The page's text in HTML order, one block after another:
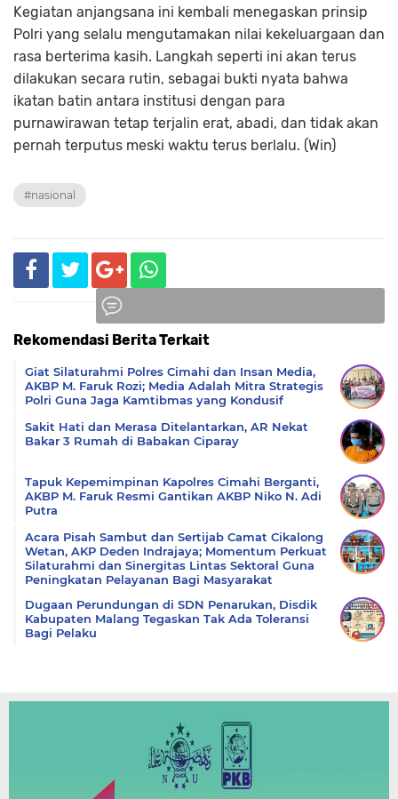
Kegiatan anjangsana ini kembali menegaskan prinsip
Polri yang selalu mengutamakan nilai kekeluargaan dan
rasa berterima kasih. Langkah seperti ini akan terus
dilakukan secara rutin, sebagai bukti nyata bahwa
ikatan batin antara institusi dengan para
purnawirawan tetap terjalin erat, abadi, dan tidak akan
pernah terputus meski waktu terus berlalu. (Win)
#nasional
Rekomendasi Berita Terkait
Giat Silaturahmi Polres Cimahi dan Insan Media,
AKBP M. Faruk Rozi; Media Adalah Mitra Strategis
Polri Guna Jaga Kamtibmas yang Kondusif
Sakit Hati dan Merasa Ditelantarkan, AR Nekat
Bakar 3 Rumah di Babakan Ciparay
Tapuk Kepemimpinan Kapolres Cimahi Berganti,
AKBP M. Faruk Resmi Gantikan AKBP Niko N. Adi
Putra
Acara Pisah Sambut dan Sertijab Camat Cikalong
Wetan, AKP Deden Indrajaya; Momentum Perkuat
Silaturahmi dan Sinergitas Lintas Sektoral Guna
Peningkatan Pelayanan Bagi Masyarakat
Dugaan Perundungan di SDN Penarukan, Disdik
Kabupaten Malang Tegaskan Tak Ada Toleransi
Bagi Pelaku